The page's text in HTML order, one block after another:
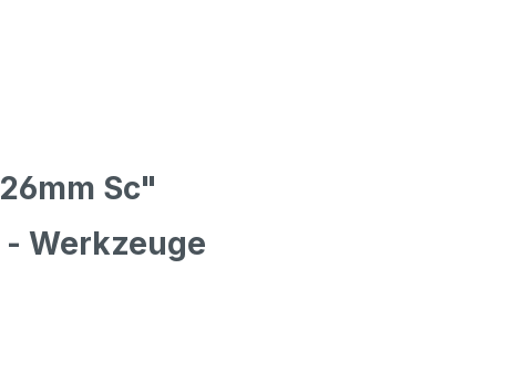
Sc"
- Werkzeuge